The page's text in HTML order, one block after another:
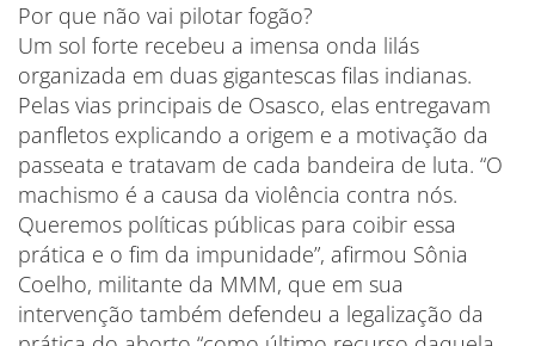
Por que não vai pilotar fogão?
Um sol forte recebeu a imensa onda lilás
organizada em duas gigantescas filas indianas.
Pelas vias principais de Osasco, elas entregavam
panfletos explicando a origem e a motivação da
passeata e tratavam de cada bandeira de luta. “O
machismo é a causa da violência contra nós.
Queremos políticas públicas para coibir essa
prática e o fim da impunidade”, afirmou Sônia
Coelho, militante da MMM, que em sua
intervenção também defendeu a legalização da